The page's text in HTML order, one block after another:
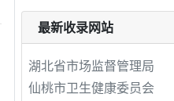
最新收录网站
湖北省市场监督管理局
仙桃市卫生健康委员会